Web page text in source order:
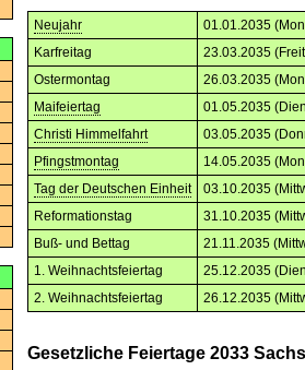
Neujahr
01.01.2035
Karfreitag
23.03.2035
Ostermontag
26.03.2035
Maifeiertag
01.05.2035
Christi Himmelfahrt
03.05.2035
Pfingstmontag
14.05.2035
Tag der Deutschen Einheit
03.10.2035
Reformationstag
31.10.2035
Buß- und Bettag
21.11.2035
1. Weihnachtsfeiertag
25.12.2035
2. Weihnachtsfeiertag
26.12.2035
Gesetzliche Feiertage 2033